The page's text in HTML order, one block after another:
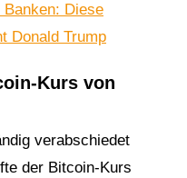
Banken: Diese
Donald Trump
Kurs von
verabschiedet
der Bitcoin-Kurs